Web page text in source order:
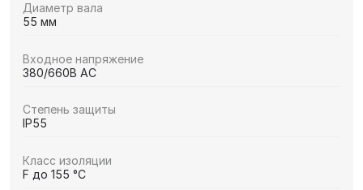
Диаметр вала
55 мм
Входное напряжение
380/660В AC
Степень защиты
IP55
Класс изоляции
F до 155 °C